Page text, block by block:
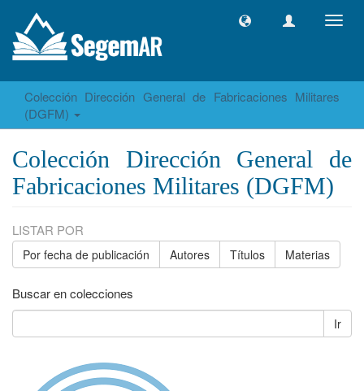
Colección Dirección General de Fabricaciones Militares
(DGFM)
Colección Dirección General de
Fabricaciones Militares (DGFM)
LISTAR POR
Por fecha de publicación Autores Títulos Materias
Buscar en colecciones
Ir